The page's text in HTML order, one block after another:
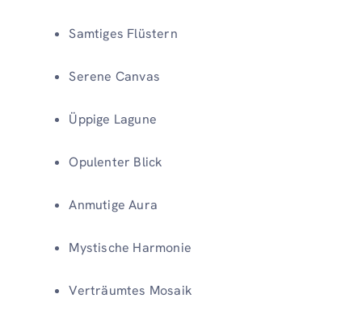
Samtiges Flüstern
Serene Canvas
Üppige Lagune
Opulenter Blick
Anmutige Aura
Mystische Harmonie
Verträumtes Mosaik